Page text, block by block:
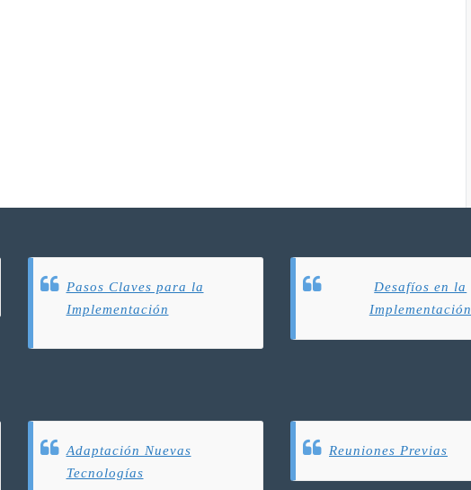
Pasos Claves para la
Implementación
Desafíos en la
Implementación
Adaptación Nuevas
Tecnologías
Reuniones Previas